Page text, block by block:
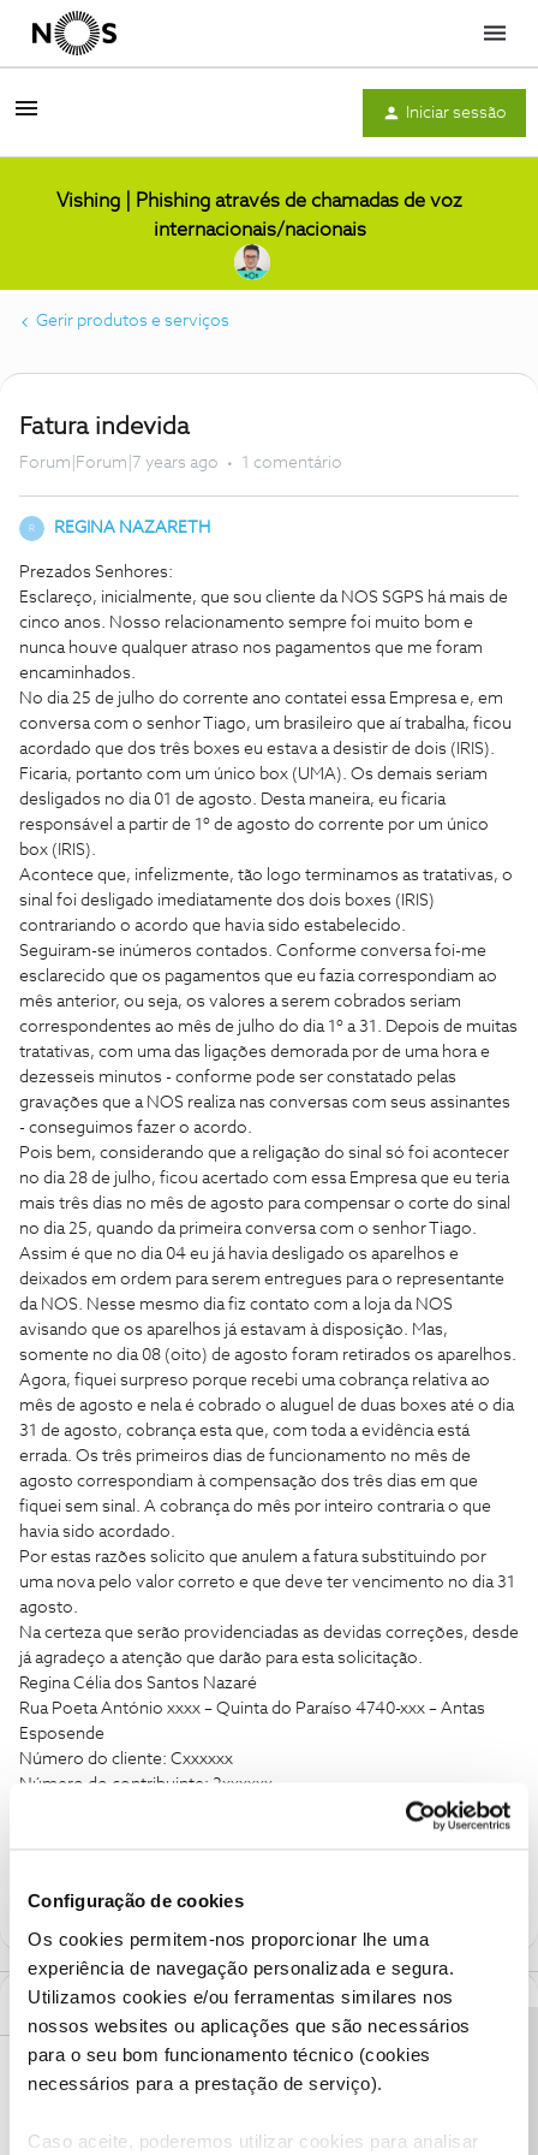
Configuração de cookies
Os cookies permitem-nos proporcionar lhe uma
experiência de navegação personalizada e segura.
Utilizamos cookies e/ou ferramentas similares nos
nossos websites ou aplicações que são necessários
para o seu bom funcionamento técnico (cookies
necessários para a prestação de serviço).
Caso aceite, poderemos utilizar cookies para analisar
Menu
Iniciar sessão
Vishing | Phishing através de chamadas de voz
internacionais/nacionais
Gerir produtos e serviços
Fatura indevida
Forum|Forum|7 years ago 1 comentário
R REGINA NAZARETH
​​​Prezados Senhores:
​​​Esclareço, inicialmente, que sou cliente da NOS SGPS há mais de
cinco anos. Nosso relacionamento sempre foi muito bom e
nunca houve qualquer atraso nos pagamentos que me foram
encaminhados.
​​​No dia 25 de julho do corrente ano contatei essa Empresa e, em
conversa com o senhor Tiago, um brasileiro que aí trabalha, ficou
acordado que dos três boxes eu estava a desistir de dois (IRIS).
Ficaria, portanto com um único box (UMA). Os demais seriam
desligados no dia 01 de agosto. Desta maneira, eu ficaria
responsável a partir de 1º de agosto do corrente por um único
box (IRIS).
​​​Acontece que, infelizmente, tão logo terminamos as tratativas, o
sinal foi desligado imediatamente dos dois boxes (IRIS)
contrariando o acordo que havia sido estabelecido.
​​​Seguiram-se inúmeros contados. Conforme conversa foi-me
esclarecido que os pagamentos que eu fazia correspondiam ao
mês anterior, ou seja, os valores a serem cobrados seriam
correspondentes ao mês de julho do dia 1º a 31. Depois de muitas
tratativas, com uma das ligações demorada por de uma hora e
dezesseis minutos - conforme pode ser constatado pelas
gravações que a NOS realiza nas conversas com seus assinantes
- conseguimos fazer o acordo.
​​​Pois bem, considerando que a religação do sinal só foi acontecer
no dia 28 de julho, ficou acertado com essa Empresa que eu teria
mais três dias no mês de agosto para compensar o corte do sinal
no dia 25, quando da primeira conversa com o senhor Tiago.
Assim é que no dia 04 eu já havia desligado os aparelhos e
deixados em ordem para serem entregues para o representante
da NOS. Nesse mesmo dia fiz contato com a loja da NOS
avisando que os aparelhos já estavam à disposição. Mas,
somente no dia 08 (oito) de agosto foram retirados os aparelhos.
​​​Agora, fiquei surpreso porque recebi uma cobrança relativa ao
mês de agosto e nela é cobrado o aluguel de duas boxes até o dia
31 de agosto, cobrança esta que, com toda a evidência está
errada. Os três primeiros dias de funcionamento no mês de
agosto correspondiam à compensação dos três dias em que
fiquei sem sinal. A cobrança do mês por inteiro contraria o que
havia sido acordado.
​​​Por estas razões solicito que anulem a fatura substituindo por
uma nova pelo valor correto e que deve ter vencimento no dia 31
agosto.
​​​Na certeza que serão providenciadas as devidas correções, desde
já agradeço a atenção que darão para esta solicitação.
​​​Regina Célia dos Santos Nazaré
Rua Poeta António xxxx – Quinta do Paraíso 4740-xxx – Antas
Esposende
Número do cliente: Cxxxxxx
Número do contribuinte: 2xxxxxx
ESTOU NO EXTERIOR E CONTATO SÓ ATRAVÉS DE E-MAIL
1 Comentário
Tiago C. Forum|Forum|7 years ago